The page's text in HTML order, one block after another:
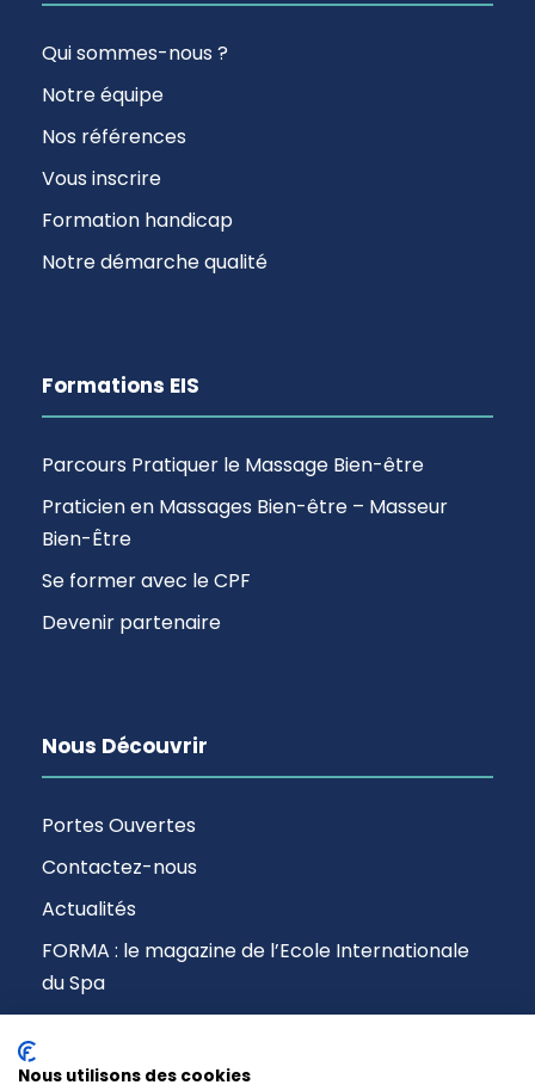
Qui sommes-nous ?
Notre équipe
Nos références
Vous inscrire
Formation handicap
Notre démarche qualité
Formations EIS
Parcours Pratiquer le Massage Bien-être
Praticien en Massages Bien-être – Masseur
Bien-Être
Se former avec le CPF
Devenir partenaire
Nous Découvrir
Portes Ouvertes
Contactez-nous
Actualités
FORMA : le magazine de l’Ecole Internationale
du Spa
Nous utilisons des cookies